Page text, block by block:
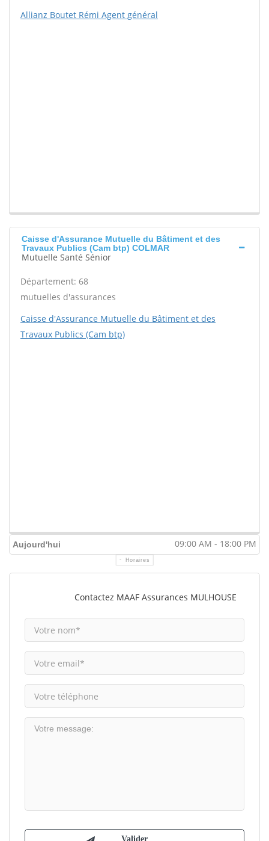
Allianz Boutet Rémi Agent général
Caisse d'Assurance Mutuelle du Bâtiment et des
Travaux Publics (Cam btp) COLMAR
Mutuelle Santé Sénior
Département: 68
mutuelles d'assurances
Caisse d'Assurance Mutuelle du Bâtiment et des
Travaux Publics (Cam btp)
Aujourd'hui 09:00 AM - 18:00 PM
Horaires
Contactez MAAF Assurances MULHOUSE